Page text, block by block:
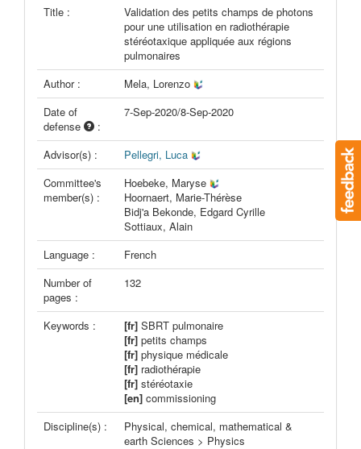
Title :
Validation des petits champs de photons
pour une utilisation en radiothérapie
stéréotaxique appliquée aux régions
pulmonaires
Author :
Mela, Lorenzo
Date of
defense
:
7-Sep-2020/8-Sep-2020
Advisor(s) :
Pellegri, Luca
Committee's
member(s) :
Hoebeke, Maryse
Hoornaert, Marie-Thérèse
Bidj'a Bekonde, Edgard Cyrille
Sottiaux, Alain
Language :
French
Number of
pages :
132
Keywords : [fr] SBRT pulmonaire
[fr] petits champs
[fr] physique médicale
[fr] radiothérapie
[fr] stéréotaxie
[en] commissioning
Discipline(s) :
Physical, chemical, mathematical &
earth Sciences > Physics